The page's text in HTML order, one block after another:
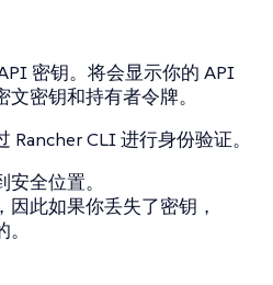
密钥。将会显示你的 API
文密钥和持有者令牌。
Rancher CLI 进行身份验证。
全位置。
因此如果你丢失了密钥，